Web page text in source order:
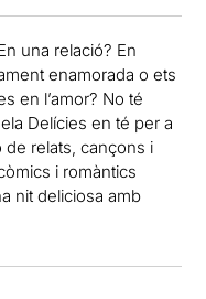
una relació? En
enamorada o ets
en l’amor? No té
Delícies en té per a
de relats, cançons i
i romàntics
nit deliciosa amb